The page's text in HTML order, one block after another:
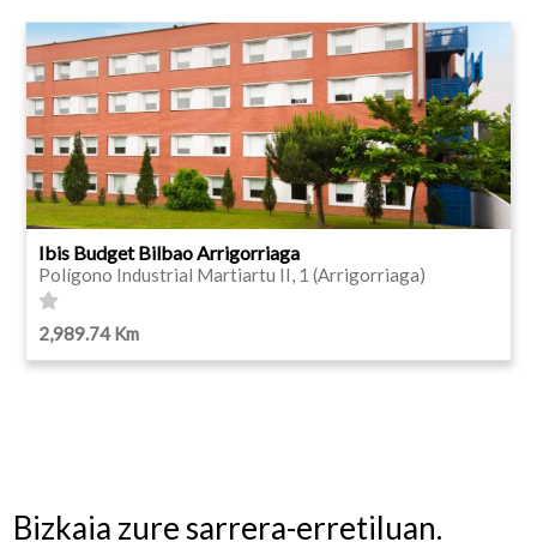
Ibis Budget Bilbao Arrigorriaga
Polígono Industrial Martiartu II, 1 (Arrigorriaga)
2,989.74 Km
Bizkaia zure sarrera-erretiluan.